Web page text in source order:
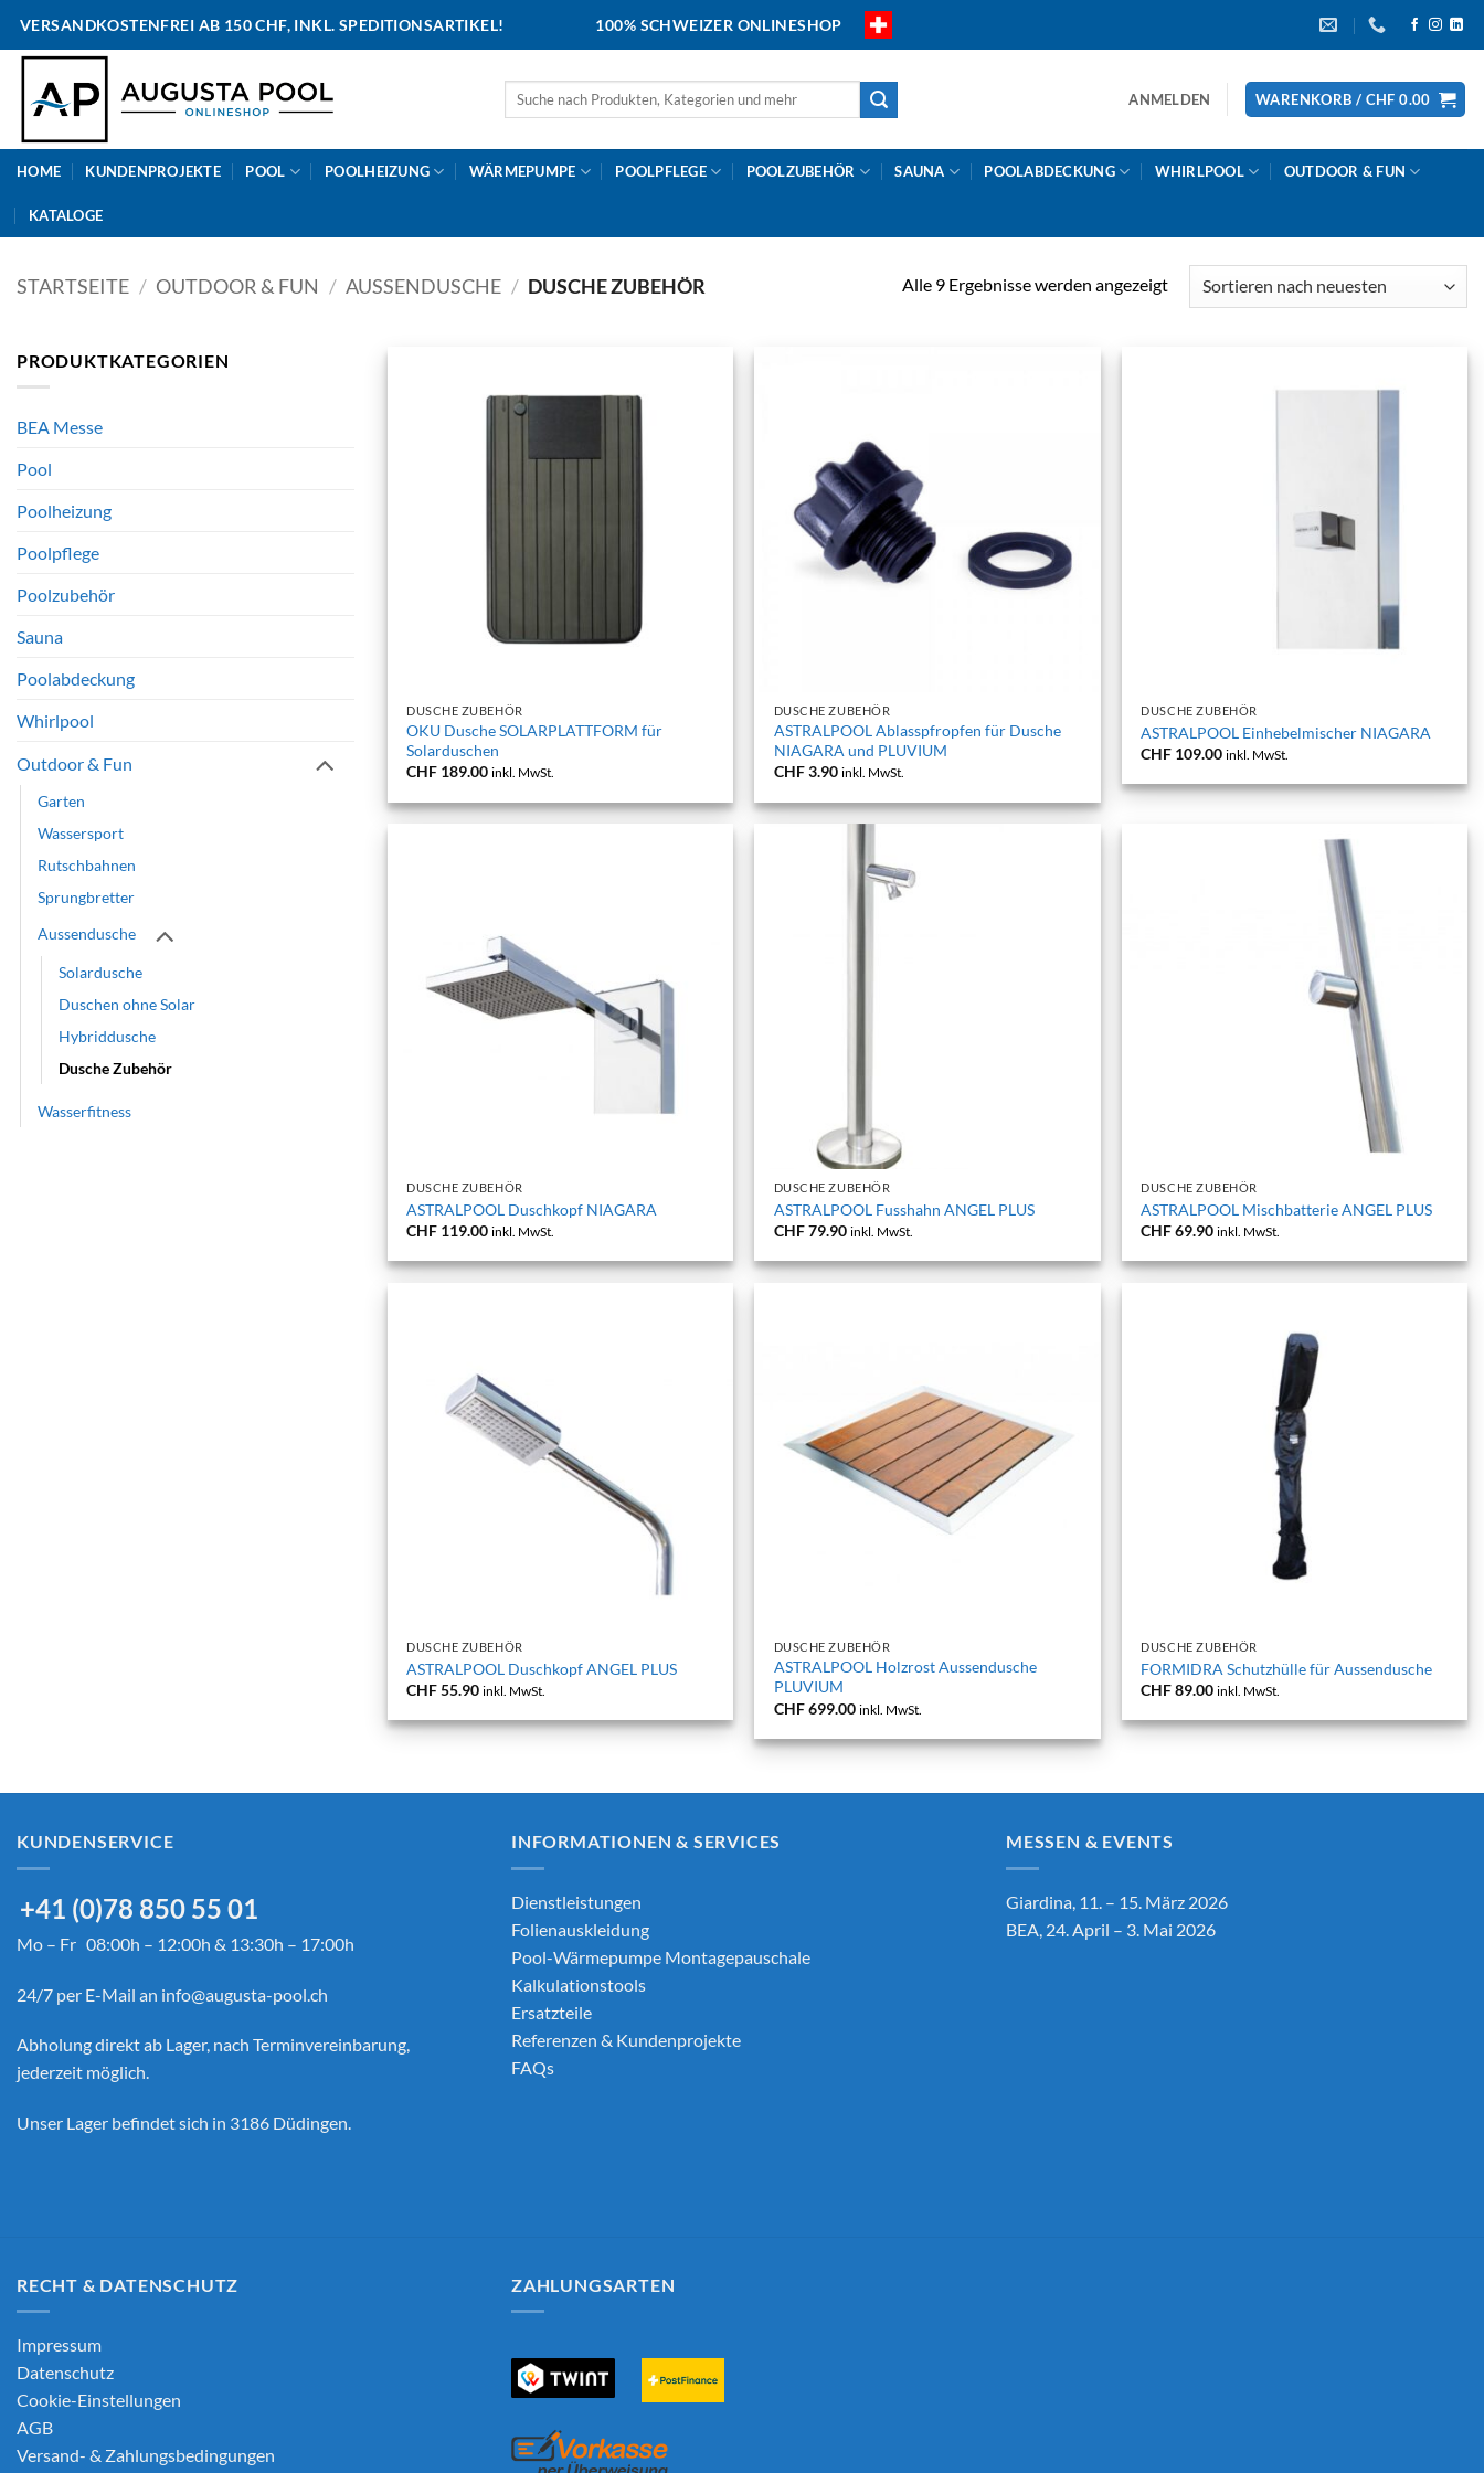
VERSANDKOSTENFREI AB 150 CHF, INKL. SPEDITIONSARTIKEL! 100% SCHWEIZER ONLINESHOP
Suche
ANMELDEN WARENKORB / CHF 0.00
HOME KUNDENPROJEKTE POOL POOLHEIZUNG WÄRMEPUMPE POOLPFLEGE POOLZUBEHÖR SAUNA POOLABDECKUNG WHIRLPOOL OUTDOOR & FUN
KATALOGE
STARTSEITE / OUTDOOR & FUN / AUSSENDUSCHE / DUSCHE ZUBEHÖR Alle 9 Ergebnisse werden angezeigtNach
Aktualität
PRODUKTKATEGORIEN
BEA Messe
Pool
Poolheizung
Poolpflege
Poolzubehör
Sauna
Poolabdeckung
Whirlpool
Outdoor & Fun
Garten
Wassersport
Rutschbahnen
Sprungbretter
Aussendusche
Solardusche
Duschen ohne Solar
Hybriddusche
Dusche Zubehör
Wasserfitness
DUSCHE ZUBEHÖR
OKU Dusche SOLARPLATTFORM für
Solarduschen
CHF 189.00 inkl. MwSt.
DUSCHE ZUBEHÖR
ASTRALPOOL Ablasspfropfen für Dusche
NIAGARA und PLUVIUM
CHF3.90 inkl. MwSt.
DUSCHE ZUBEHÖR
ASTRALPOOL Einhebelmischer NIAGARA
CHF 109.00 inkl. MwSt.
DUSCHE ZUBEHÖR
ASTRALPOOL Duschkopf NIAGARA
CHF 119.00 inkl. MwSt.
DUSCHE ZUBEHÖR
ASTRALPOOL Fusshahn ANGEL PLUS
CHF79.90 inkl. MwSt.
DUSCHE ZUBEHÖR
ASTRALPOOL Mischbatterie ANGEL PLUS
CHF69.90 inkl. MwSt.
DUSCHE ZUBEHÖR
ASTRALPOOL Duschkopf ANGEL PLUS
CHF55.90 inkl. MwSt.
DUSCHE ZUBEHÖR
ASTRALPOOL Holzrost Aussendusche
PLUVIUM
CHF699.00 inkl. MwSt.
DUSCHE ZUBEHÖR
FORMIDRA Schutzhülle für Aussendusche
CHF89.00 inkl. MwSt.
KUNDENSERVICE
+41 (0)78 850 55 01
Mo – Fr 08:00h – 12:00h & 13:30h – 17:00h
24/7 per E-Mail an info@augusta-pool.ch
Abholung direkt ab Lager, nach Terminvereinbarung,
jederzeit möglich.
Unser Lager befindet sich in 3186 Düdingen.
INFORMATIONEN & SERVICES
Dienstleistungen
Folienauskleidung
Pool-Wärmepumpe Montagepauschale
Kalkulationstools
Ersatzteile
Referenzen & Kundenprojekte
FAQs
MESSEN & EVENTS
Giardina, 11. – 15. März 2026
BEA, 24. April – 3. Mai 2026
RECHT & DATENSCHUTZ
Impressum
Datenschutz
Cookie-Einstellungen
AGB
Versand- & Zahlungsbedingungen
ZAHLUNGSARTEN